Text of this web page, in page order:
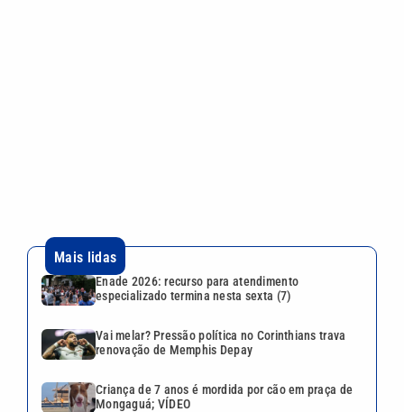
Piracicaba chega a 52 unidades com atendimento
odontológico gratuito
VEJA TAMBÉM